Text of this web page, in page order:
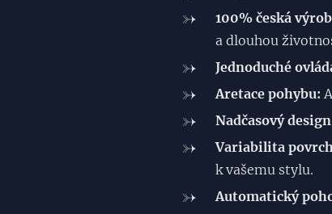
100% česká
a dlouhou
Jednoduché
Aretace pohybu:
Nadčasový
Variabilita
k vašemu stylu.
Automatický